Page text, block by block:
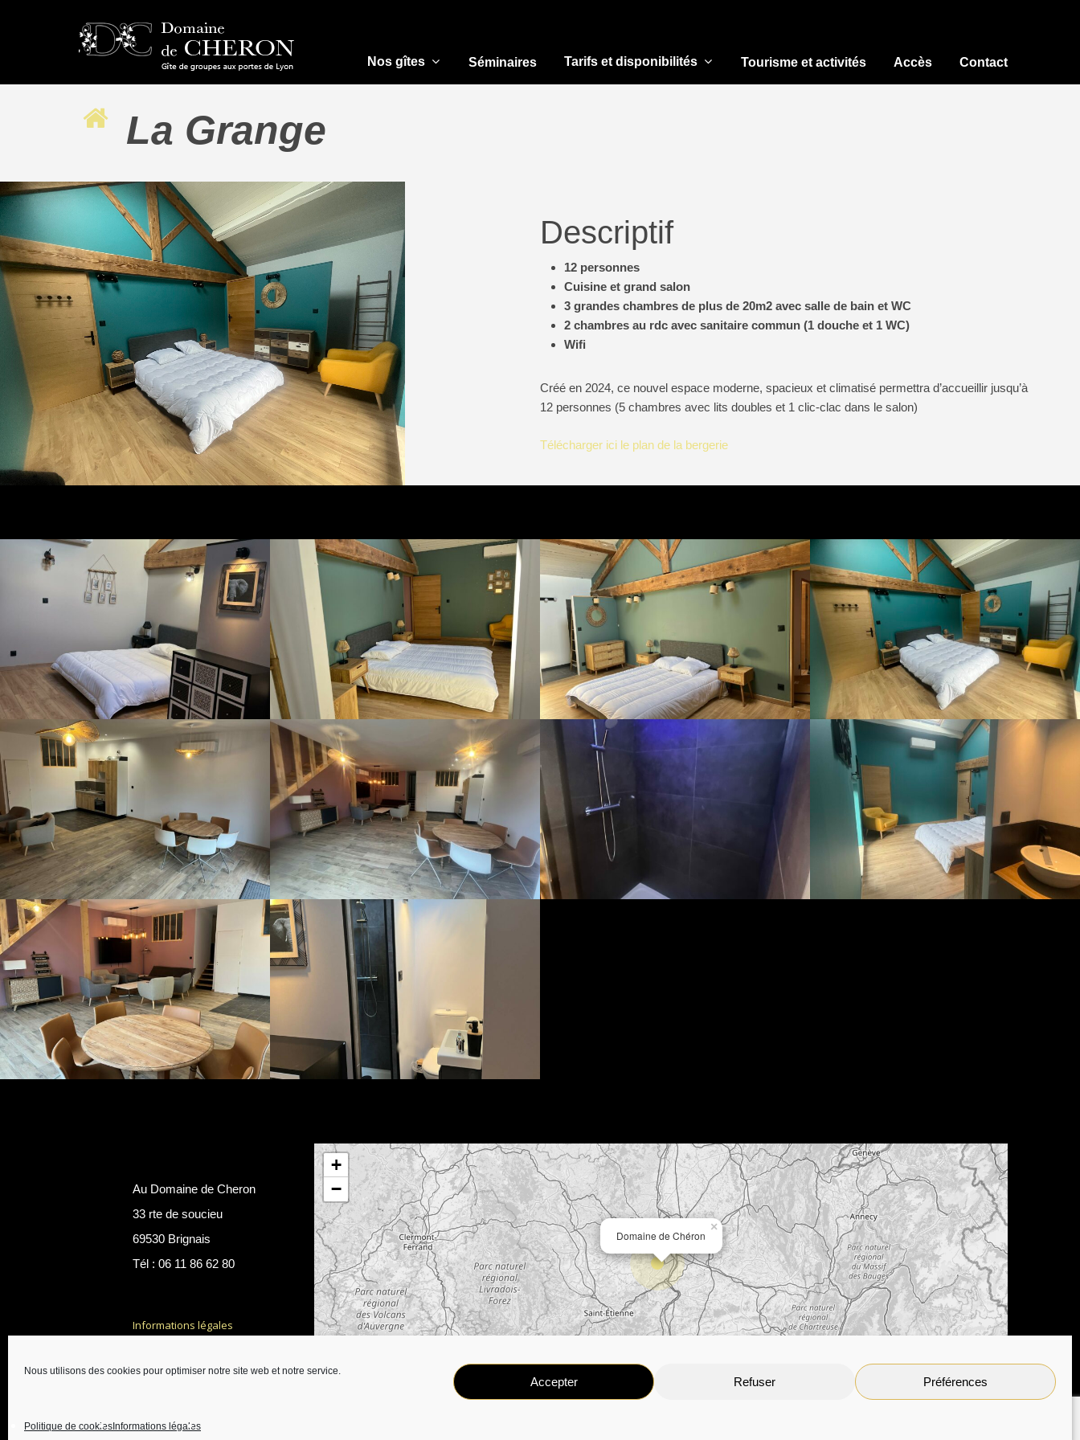
Nous utilisons des cookies pour optimiser notre site web et notre service.
Accepter Refuser Préférences
Politique de cookies Informations légales
Nos gîtes Séminaires Tarifs et disponibilités Tourisme et activités Accès Contact
La Grange
Descriptif
12 personnes
Cuisine et grand salon
3 grandes chambres de plus de 20m2 avec salle de bain et WC
2 chambres au rdc avec sanitaire commun (1 douche et 1 WC)
Wifi
Créé en 2024, ce nouvel espace moderne, spacieux et climatisé permettra d’accueillir jusqu’à
12 personnes (5 chambres avec lits doubles et 1 clic-clac dans le salon)
Télécharger ici le plan de la bergerie
Au Domaine de Cheron
33 rte de soucieu
69530 Brignais
Tél : 06 11 86 62 80
Informations légales
Domaine de Chéron
×
+
−
Leaflet OpenStreetMapcontributors